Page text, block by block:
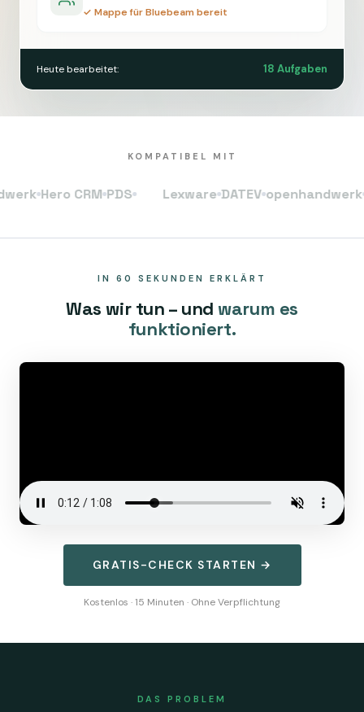
✓ Mappe für Bluebeam bereit
Heute bearbeitet: 18 Aufgaben
KOMPATIBEL MIT
Hero CRM PDS Lexware DATEV openhandwerk Hero
IN 60 SEKUNDEN ERKLÄRT
Was wir tun – und warum es
funktioniert.
GRATIS-CHECK STARTEN →
Kostenlos · 15 Minuten · Ohne Verpflichtung
DAS PROBLEM